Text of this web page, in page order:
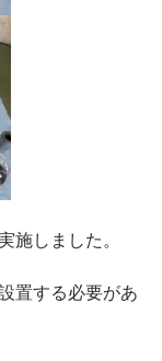
施しました。
置する必要があ